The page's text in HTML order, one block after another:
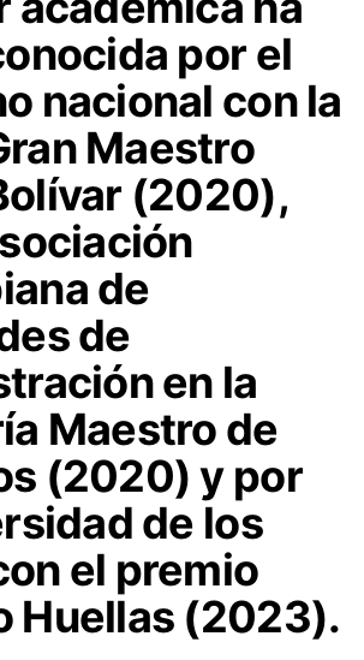
por el
nacional con la
Maestro
(2020),
de
de
en la
Maestro de
(2020) y por
de los
el premio
Huellas (2023).